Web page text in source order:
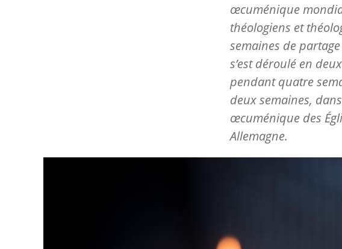
œcuménique
théologiens et
semaines de
s’est déroulé en
pendant quatre
deux semaines,
œcuménique des
Allemagne.